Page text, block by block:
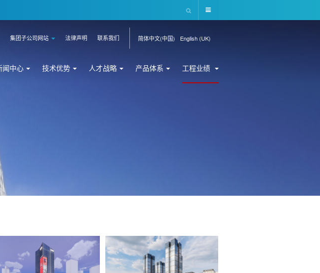
English (UK)
简体中文(中国)
联系我们
法律声明
集团子公司网站
闻中心 技术优势 人才战略 产品体系 工程业绩